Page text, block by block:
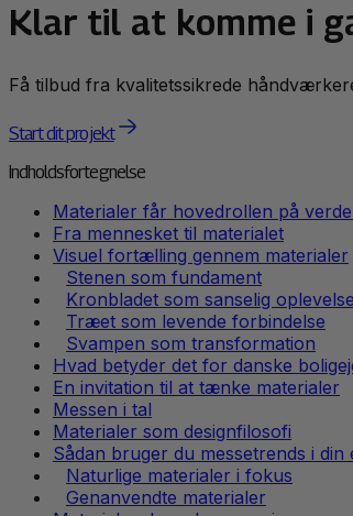
Klar til at komme i
Få tilbud fra kvalitetssikrede
Start dit projekt
Indholdsfortegnelse
Materialer får hovedrollen på
Fra mennesket til materialet
Visuel fortælling gennem materialer
Stenen som fundament
Kronbladet som sanselig oplevelse
Træet som levende forbindelse
Svampen som transformation
Hvad betyder det for danske
En invitation til at tænke materialer
Messen i tal
Materialer som designfilosofi
Sådan bruger du messetrends i din
Naturlige materialer i fokus
Genanvendte materialer